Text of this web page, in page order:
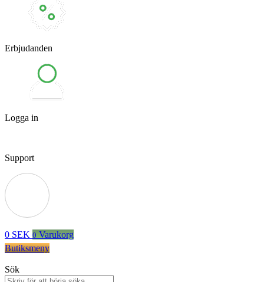
Erbjudanden
Logga in
Support
0 SEK 0 Varukorg
Butiksmeny
Sök